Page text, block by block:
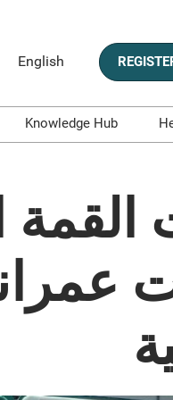
English
Knowledge Hub
Infographics
Report and